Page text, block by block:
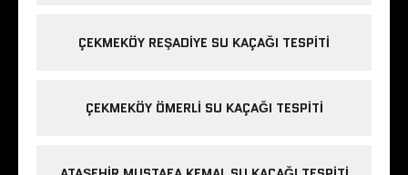
ÇEKMEKÖY REŞADIYE SU KAÇAĞI TESPITI
ÇEKMEKÖY ÖMERLI SU KAÇAĞI TESPITI